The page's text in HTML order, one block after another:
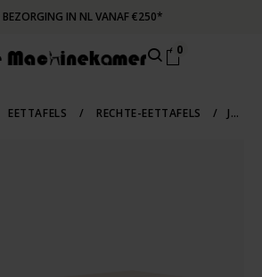
BEZORGING IN NL VANAF €250*
0
EETTAFELS / RECHTE-EETTAFELS / JORKE TAFEL